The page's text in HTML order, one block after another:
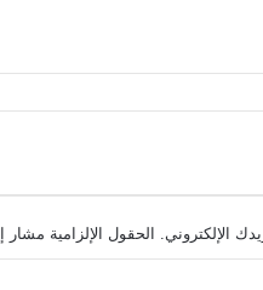
الإلكتروني. الحقول الإلزامية مشار